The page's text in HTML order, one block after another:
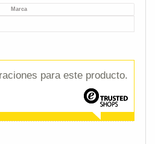
Marca
para este producto.